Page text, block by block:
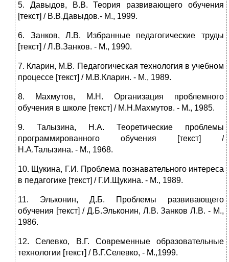
5. Давыдов, В.В. Теория развивающего обучения
[текст] / В.В.Давыдов.- М., 1999.
6. Занков, Л.В. Избранные педагогические труды
[текст] / Л.В.Занков. - М., 1990.
7. Кларин, М.В. Педагогическая технология в учебном
процессе [текст] / М.В.Кларин. - М., 1989.
8. Махмутов, М.Н. Организация проблемного
обучения в школе [текст] / М.Н.Махмутов. - М., 1985.
9. Талызина, Н.А. Теоретические проблемы
программированного обучения [текст] /
Н.А.Талызина. - М., 1968.
10. Щукина, Г.И. Проблема познавательного интереса
в педагогике [текст] / Г.И.Щукина. - М., 1989.
11. Эльконин, Д.Б. Проблемы развивающего
обучения [текст] / Д.Б.Эльконин, Л.В. Занков Л.В. - М.,
1986.
12. Селевко, В.Г. Современные образовательные
технологии [текст] / В.Г.Селевко, - М.,1999.